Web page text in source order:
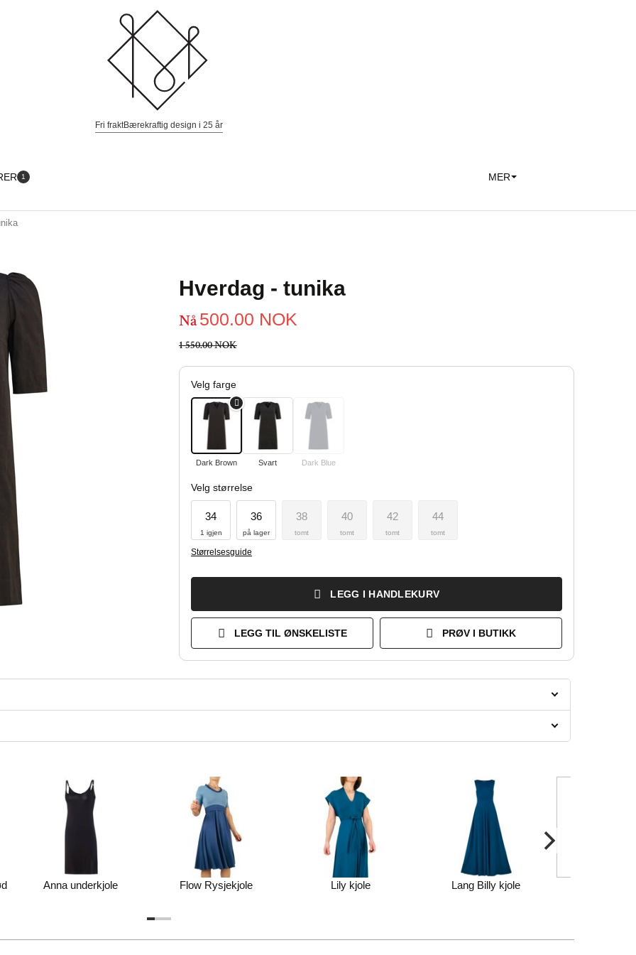
Fri fraktBærekraftig design i 25 år
1 MER
Hverdag - tunika
Nå500.00 NOK
1 550.00 NOK
Velg farge
Dark Brown Svart Dark Blue
Velg størrelse
34
1 igjen
36
på lager
38
tomt
40
tomt
42
tomt
44
tomt
Størrelsesguide
LEGG I HANDLEKURV
LEGG TIL ØNSKELISTE PRØV I BUTIKK
Anna underkjole Flow Rysjekjole Lily kjole Lang Billy kjole